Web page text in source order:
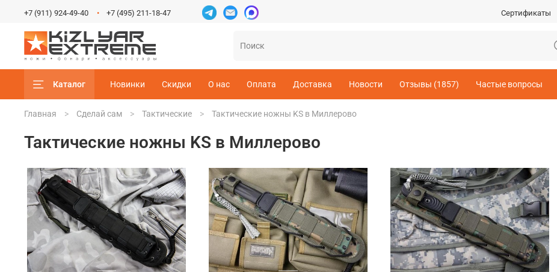
Сертификаты
+7 (911) 924-49-40 +7 (495) 211-18-47
Каталог Новинки Скидки О нас Оплата Доставка Новости Отзывы (1857) Частые вопросы
Главная Сделай сам Тактические Тактические ножны KS в Миллерово
Тактические ножны KS в Миллерово